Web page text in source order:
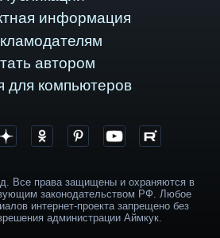
информация
автором
для компьютеров
Все права защищены и охраняются в
законодательством РФ. Любое
интернет-проекта запрещено без
администрации Аймкук.